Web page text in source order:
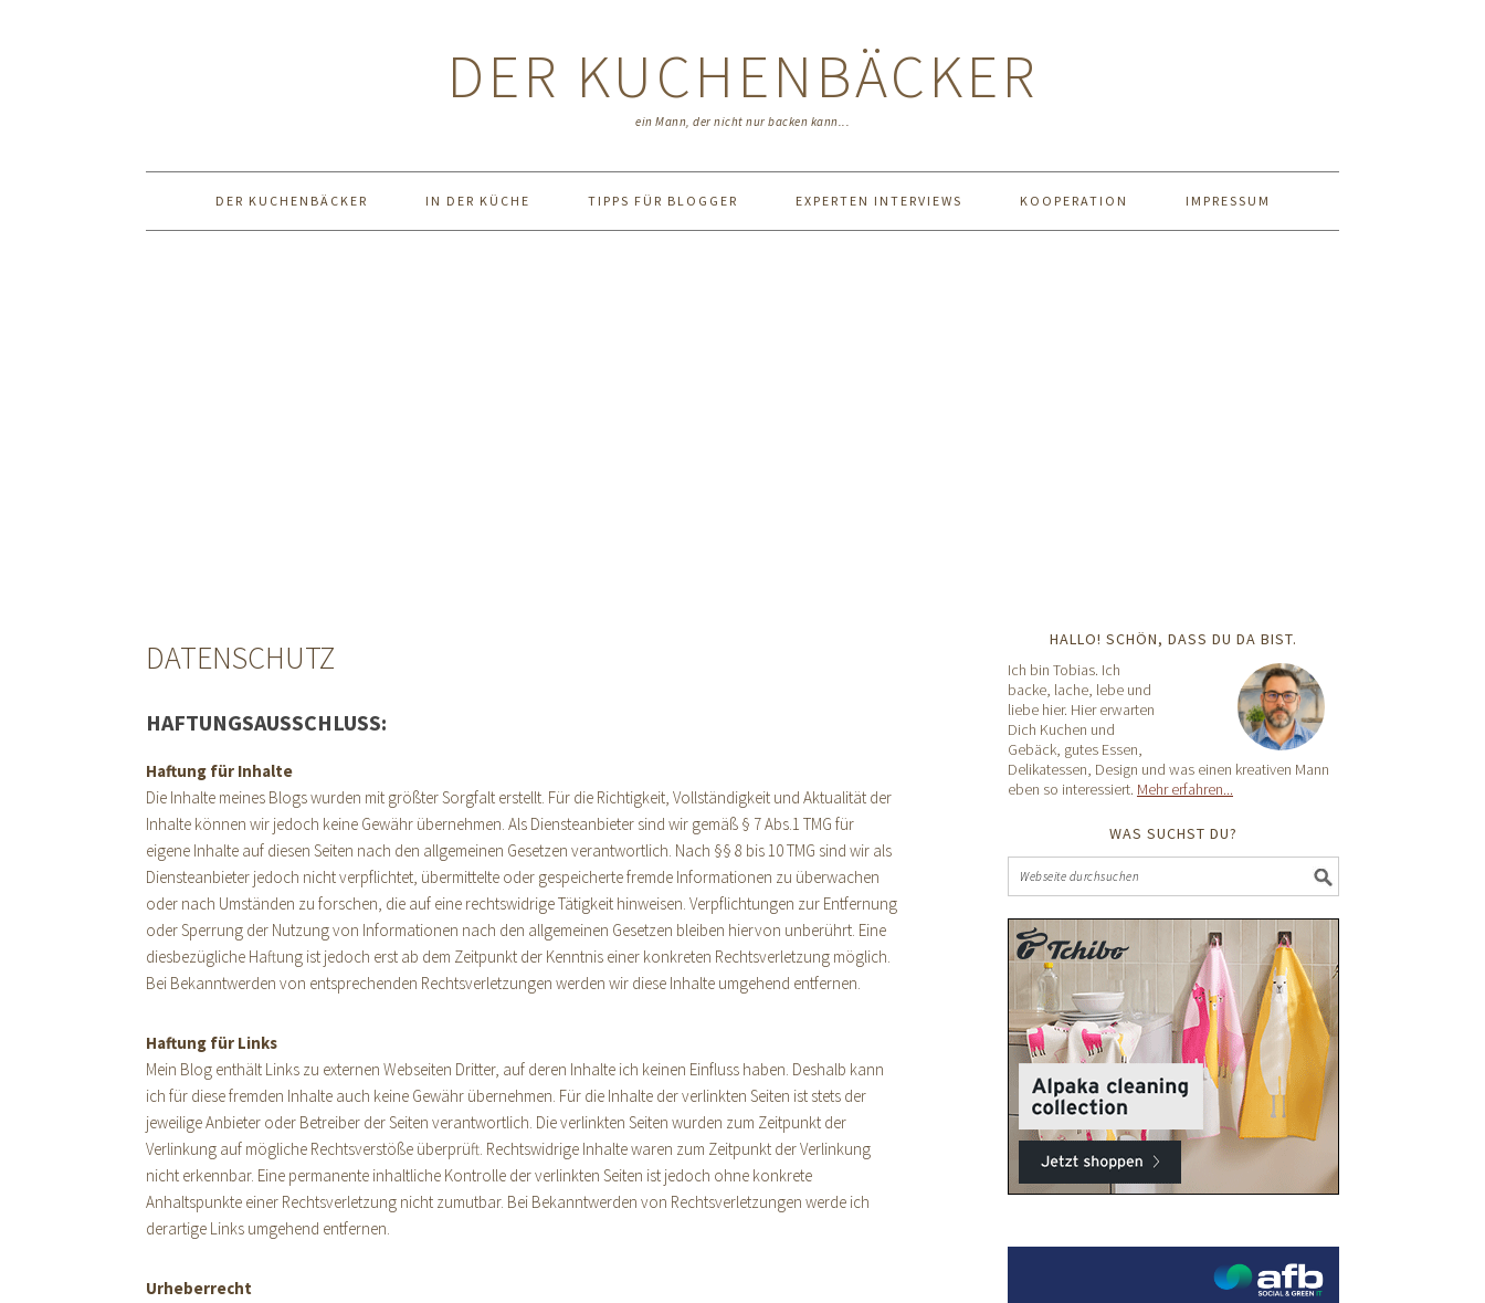
DER KUCHENBÄCKER
ein Mann, der nicht nur backen kann...
DER KUCHENBÄCKER IN DER KÜCHE TIPPS FÜR BLOGGER EXPERTEN INTERVIEWS KOOPERATION IMPRESSUM
DATENSCHUTZ
HAFTUNGSAUSSCHLUSS:
Haftung für Inhalte
Die Inhalte meines Blogs wurden mit größter Sorgfalt erstellt. Für die Richtigkeit, Vollständigkeit und Aktualität der
Inhalte können wir jedoch keine Gewähr übernehmen. Als Diensteanbieter sind wir gemäß § 7 Abs.1 TMG für
eigene Inhalte auf diesen Seiten nach den allgemeinen Gesetzen verantwortlich. Nach §§ 8 bis 10 TMG sind wir als
Diensteanbieter jedoch nicht verpflichtet, übermittelte oder gespeicherte fremde Informationen zu überwachen
oder nach Umständen zu forschen, die auf eine rechtswidrige Tätigkeit hinweisen. Verpflichtungen zur Entfernung
oder Sperrung der Nutzung von Informationen nach den allgemeinen Gesetzen bleiben hiervon unberührt. Eine
diesbezügliche Haftung ist jedoch erst ab dem Zeitpunkt der Kenntnis einer konkreten Rechtsverletzung möglich.
Bei Bekanntwerden von entsprechenden Rechtsverletzungen werden wir diese Inhalte umgehend entfernen.
Haftung für Links
Mein Blog enthält Links zu externen Webseiten Dritter, auf deren Inhalte ich keinen Einfluss haben. Deshalb kann
ich für diese fremden Inhalte auch keine Gewähr übernehmen. Für die Inhalte der verlinkten Seiten ist stets der
jeweilige Anbieter oder Betreiber der Seiten verantwortlich. Die verlinkten Seiten wurden zum Zeitpunkt der
Verlinkung auf mögliche Rechtsverstöße überprüft. Rechtswidrige Inhalte waren zum Zeitpunkt der Verlinkung
nicht erkennbar. Eine permanente inhaltliche Kontrolle der verlinkten Seiten ist jedoch ohne konkrete
Anhaltspunkte einer Rechtsverletzung nicht zumutbar. Bei Bekanntwerden von Rechtsverletzungen werde ich
derartige Links umgehend entfernen.
Urheberrecht
HALLO! SCHÖN, DASS DU DA BIST.
Ich bin Tobias. Ich
backe, lache, lebe und
liebe hier. Hier erwarten
Dich Kuchen und
Gebäck, gutes Essen,
Delikatessen, Design und was einen kreativen Mann
eben so interessiert. Mehr erfahren...
WAS SUCHST DU?